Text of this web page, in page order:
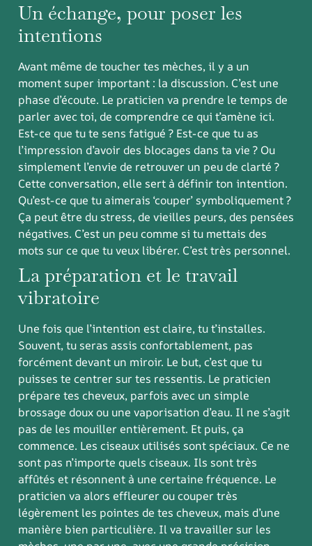
Un échange, pour poser les
intentions
Avant même de toucher tes mèches, il y a un
moment super important : la discussion. C’est une
phase d’écoute. Le praticien va prendre le temps de
parler avec toi, de comprendre ce qui t’amène ici.
Est-ce que tu te sens fatigué ? Est-ce que tu as
l’impression d’avoir des blocages dans ta vie ? Ou
simplement l’envie de retrouver un peu de clarté ?
Cette conversation, elle sert à définir ton intention.
Qu’est-ce que tu aimerais ‘couper’ symboliquement ?
Ça peut être du stress, de vieilles peurs, des pensées
négatives. C’est un peu comme si tu mettais des
mots sur ce que tu veux libérer. C’est très personnel.
La préparation et le travail
vibratoire
Une fois que l’intention est claire, tu t’installes.
Souvent, tu seras assis confortablement, pas
forcément devant un miroir. Le but, c’est que tu
puisses te centrer sur tes ressentis. Le praticien
prépare tes cheveux, parfois avec un simple
brossage doux ou une vaporisation d’eau. Il ne s’agit
pas de les mouiller entièrement. Et puis, ça
commence. Les ciseaux utilisés sont spéciaux. Ce ne
sont pas n’importe quels ciseaux. Ils sont très
affûtés et résonnent à une certaine fréquence. Le
praticien va alors effleurer ou couper très
légèrement les pointes de tes cheveux, mais d’une
manière bien particulière. Il va travailler sur les